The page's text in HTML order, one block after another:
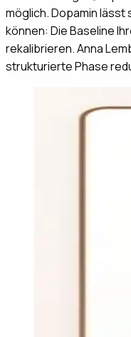
möglich. Dopamin lässt
können: Die Baseline
rekalibrieren. Anna
strukturierte Phase